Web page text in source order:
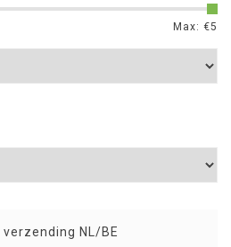
Max: €5
verzending NL/BE